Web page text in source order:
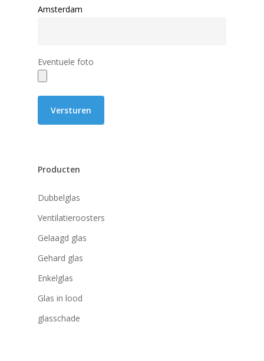
Amsterdam
Eventuele foto
Producten
Dubbelglas
Ventilatieroosters
Gelaagd glas
Gehard glas
Enkelglas
Glas in lood
glasschade